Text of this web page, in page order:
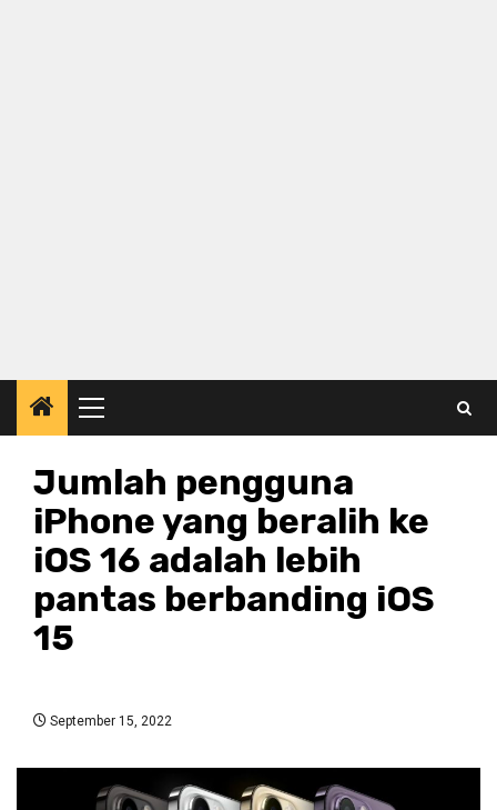
Primary
Menu
Jumlah pengguna
iPhone yang beralih ke
iOS 16 adalah lebih
pantas berbanding iOS
15
September 15, 2022